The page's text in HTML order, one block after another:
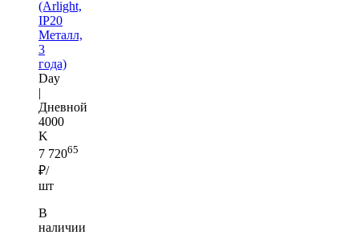
(Arlight,
IP20
Металл,
3
года)
Day
|
Дневной
4000
K
7 72065
₽/
шт
В
наличии